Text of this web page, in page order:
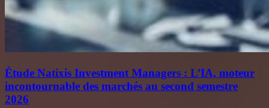
Étude Natixis Investment Managers : L’IA, moteur
incontournable des marchés au second semestre
2026